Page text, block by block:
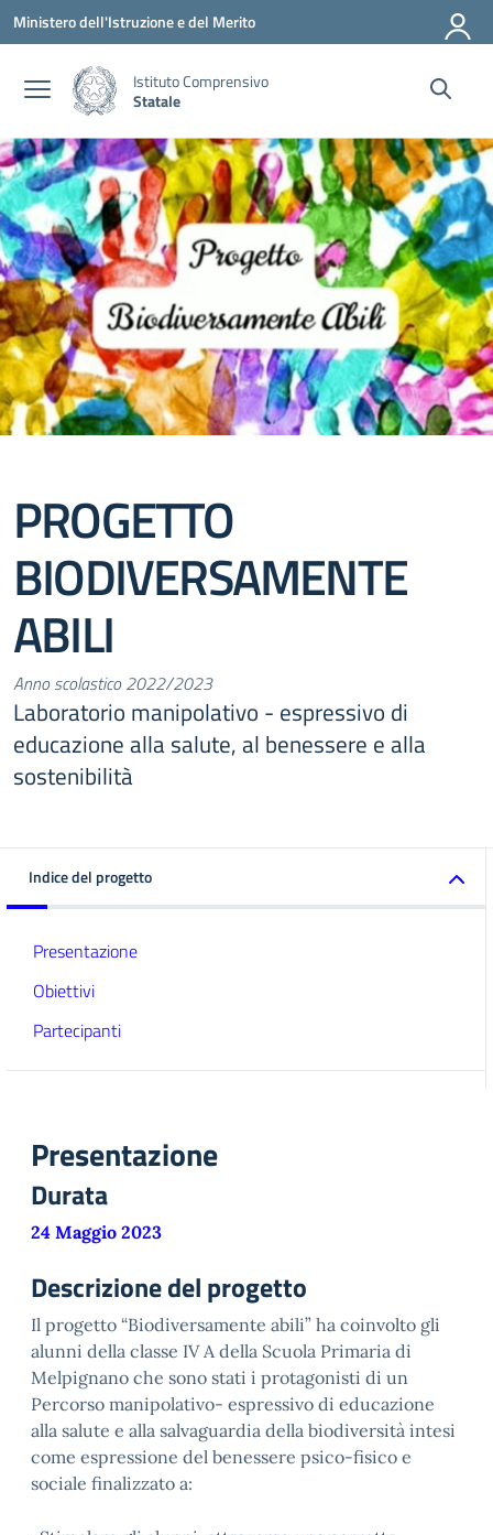
Vai ai contenuti
Vai al menu di navigazione
Vai al footer
Ministero dell'Istruzione e del Merito
Istituto Comprensivo
Statale
PROGETTO
BIODIVERSAMENTE
ABILI
Anno scolastico 2022/2023
Laboratorio manipolativo - espressivo di
educazione alla salute, al benessere e alla
sostenibilità
Indice del progetto
Presentazione
Obiettivi
Partecipanti
Presentazione
Durata
24 Maggio 2023
Descrizione del progetto
Il progetto “Biodiversamente abili” ha coinvolto gli
alunni della classe IV A della Scuola Primaria di
Melpignano che sono stati i protagonisti di un
Percorso manipolativo- espressivo di educazione
alla salute e alla salvaguardia della biodiversità intesi
come espressione del benessere psico-fisico e
sociale finalizzato a: